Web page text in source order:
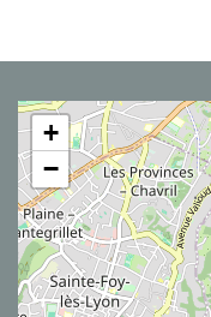
+
−